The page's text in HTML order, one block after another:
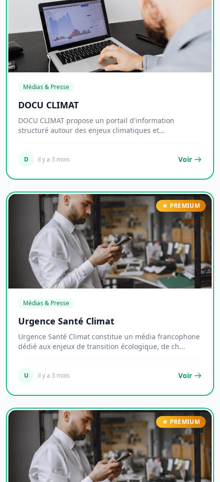
Médias & Presse
DOCU CLIMAT
DOCU CLIMAT propose un portail d'information
structuré autour des enjeux climatiques et
D il y a 3 mois Voir
PREMIUM
Médias & Presse
Urgence Santé Climat
Urgence Santé Climat constitue un média francophone
dédié aux enjeux de transition écologique, de ch...
U il y a 3 mois Voir
PREMIUM